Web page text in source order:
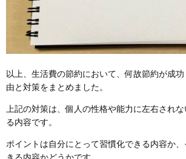
以上、生活費の節約において、何故節約が成
由と対策をまとめました。
上記の対策は、個人の性格や能力に左右され
る内容です。
ポイントは自分にとって習慣化できる内容か
きる内容かどうかです。